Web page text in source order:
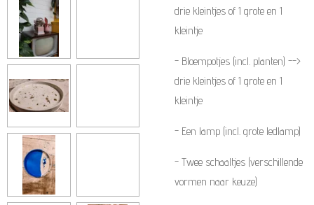
drie kleintjes of 1 grote en 1
kleintje
- Bloempotjes (incl. planten) -->
drie kleintjes of 1 grote en 1
kleintje
- Een lamp (incl. grote ledlamp)
- Twee schaaltjes (verschillende
vormen naar keuze)